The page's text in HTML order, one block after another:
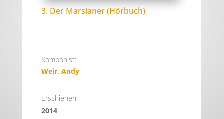
3. Der Marsianer (Hörbuch)
Komponist:
Weir, Andy
Erschienen:
2014